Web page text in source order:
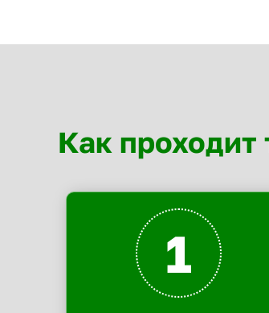
Как проходит
1